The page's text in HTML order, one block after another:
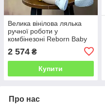
Велика вінілова лялька
ручної роботи у
комбінезоні Reborn Baby
Doll зі справжнім волоссям
та красивими очима
2 574 ₴
Купити
Про нас